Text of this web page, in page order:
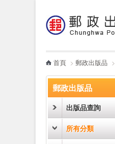
哪裡買
首頁 > 郵政出版品 >
郵政出版品
出版品查詢
所有分類